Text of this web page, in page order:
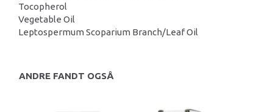
Tocopherol
Vegetable Oil
Leptospermum Scoparium Branch/Leaf Oil
ANDRE FANDT OGSÅ